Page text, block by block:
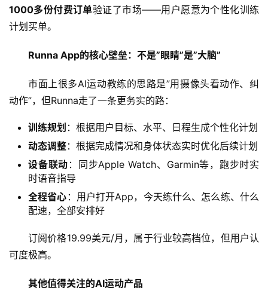
日
项
1000多份付费订单验证了市场——用户愿意为个性化训练
计划买单。
Runna App的核心壁垒：不是”眼睛”是”大脑”
市面上很多AI运动教练的思路是”用摄像头看动作、纠
动作”，但Runna走了一条更务实的路：
训练规划 ：根据用户目标、水平、日程生成个性化计划
动态调整：根据完成情况和身体状态实时优化后续计划
设备联动 ：同步Apple Watch、Garmin等，跑步时实
时语音指导
全程省心 ：用户打开App，今天练什么、怎么练、什么
配速，全部安排好
订阅价格19.99美元/月，属于行业较高档位，但用户认
可度极高。
其他值得关注的AI运动产品